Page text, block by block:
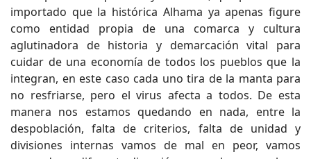
importado que la histórica Alhama ya apenas figure
como entidad propia de una comarca y cultura
aglutinadora de historia y demarcación vital para
cuidar de una economía de todos los pueblos que la
integran, en este caso cada uno tira de la manta para
no resfriarse, pero el virus afecta a todos. De esta
manera nos estamos quedando en nada, entre la
despoblación, falta de criterios, falta de unidad y
divisiones internas vamos de mal en peor, vamos